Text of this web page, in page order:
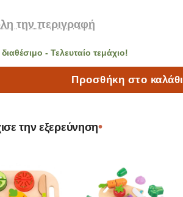
την περιγραφή
- Τελευταίο τεμάχιο!
Προσθήκη στο καλάθι
την εξερεύνηση•